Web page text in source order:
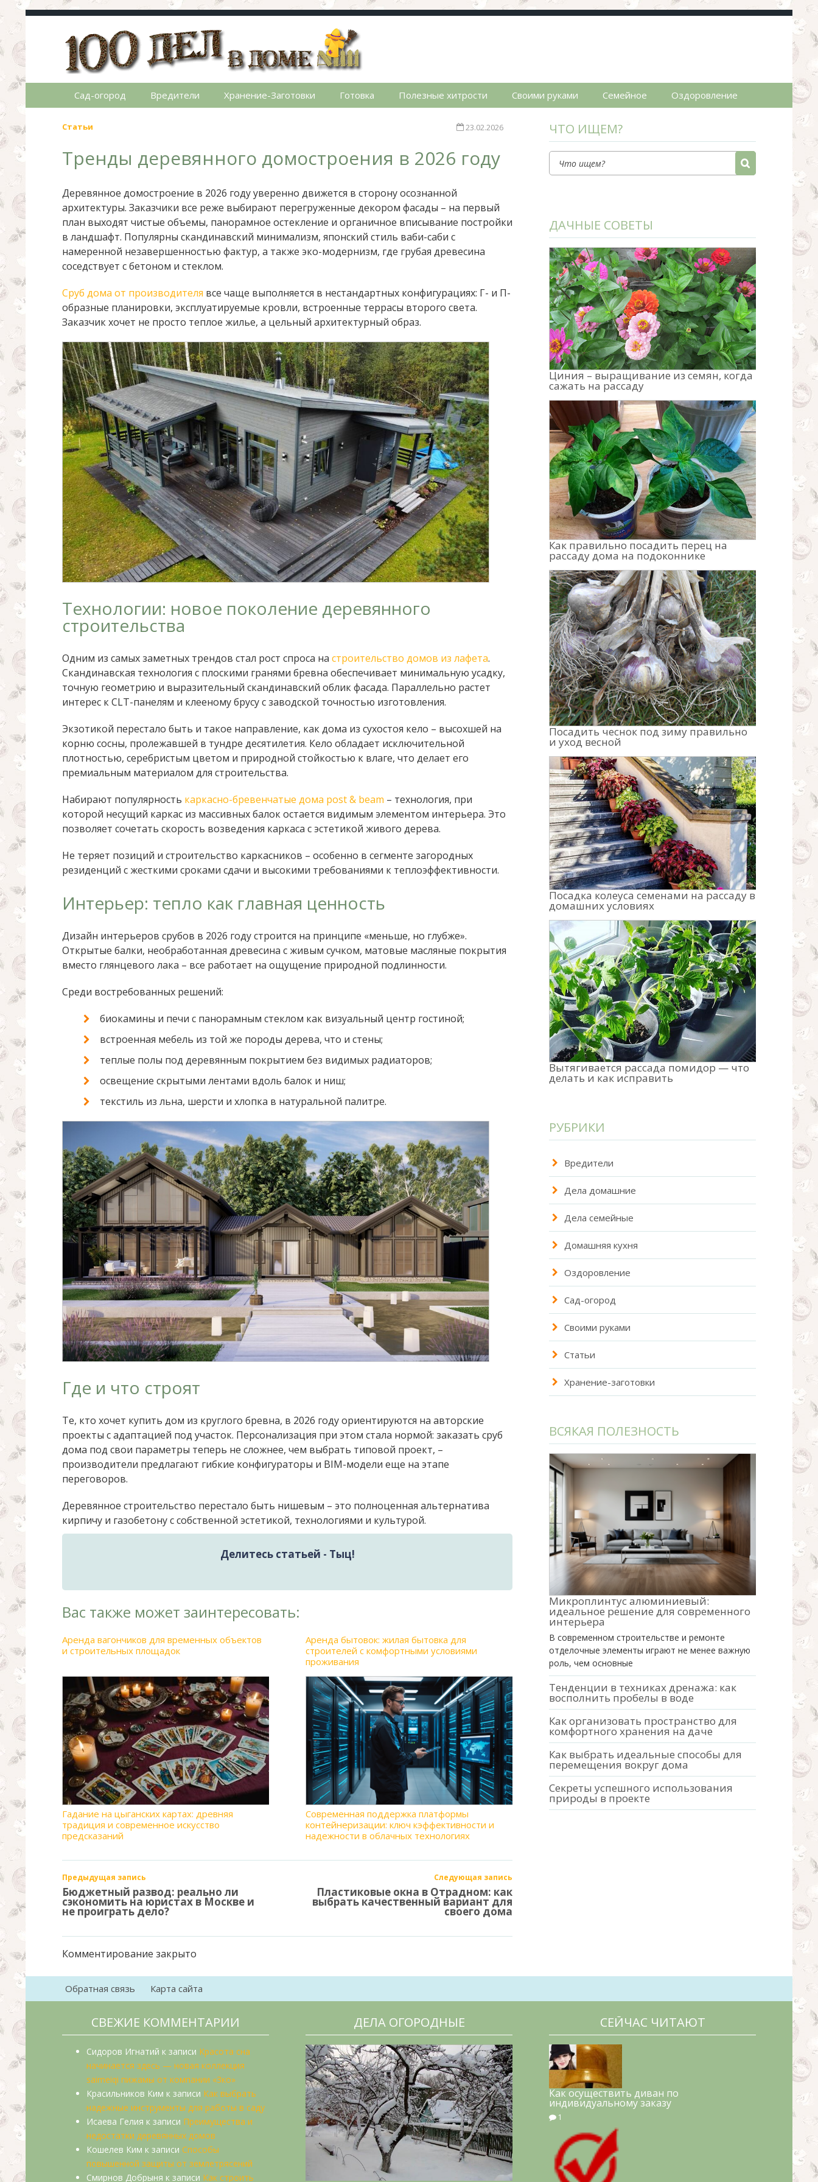
100 дел в доме
Полезные хитрости для легкой жизни в частном доме. Сад, огород, дела домашние, простые рецепты.
Сад-огород Вредители Хранение-Заготовки Готовка Полезные хитрости Своими руками Семейное Оздоровление
Статьи 23.02.2026
Тренды деревянного домостроения в 2026 году
Деревянное домостроение в 2026 году уверенно движется в сторону осознанной
архитектуры. Заказчики все реже выбирают перегруженные декором фасады – на первый
план выходят чистые объемы, панорамное остекление и органичное вписывание постройки
в ландшафт. Популярны скандинавский минимализм, японский стиль ваби-саби с
намеренной незавершенностью фактур, а также эко-модернизм, где грубая древесина
соседствует с бетоном и стеклом.
Сруб дома от производителя все чаще выполняется в нестандартных конфигурациях: Г- и П-
образные планировки, эксплуатируемые кровли, встроенные террасы второго света.
Заказчик хочет не просто теплое жилье, а цельный архитектурный образ.
Технологии: новое поколение деревянного
строительства
Одним из самых заметных трендов стал рост спроса на строительство домов из лафета.
Скандинавская технология с плоскими гранями бревна обеспечивает минимальную усадку,
точную геометрию и выразительный скандинавский облик фасада. Параллельно растет
интерес к CLT-панелям и клееному брусу с заводской точностью изготовления.
Экзотикой перестало быть и такое направление, как дома из сухостоя кело – высохшей на
корню сосны, пролежавшей в тундре десятилетия. Кело обладает исключительной
плотностью, серебристым цветом и природной стойкостью к влаге, что делает его
премиальным материалом для строительства.
Набирают популярность каркасно-бревенчатые дома post & beam – технология, при
которой несущий каркас из массивных балок остается видимым элементом интерьера. Это
позволяет сочетать скорость возведения каркаса с эстетикой живого дерева.
Не теряет позиций и строительство каркасников – особенно в сегменте загородных
резиденций с жесткими сроками сдачи и высокими требованиями к теплоэффективности.
Интерьер: тепло как главная ценность
Дизайн интерьеров срубов в 2026 году строится на принципе «меньше, но глубже».
Открытые балки, необработанная древесина с живым сучком, матовые масляные покрытия
вместо глянцевого лака – все работает на ощущение природной подлинности.
Среди востребованных решений:
биокамины и печи с панорамным стеклом как визуальный центр гостиной;
встроенная мебель из той же породы дерева, что и стены;
теплые полы под деревянным покрытием без видимых радиаторов;
освещение скрытыми лентами вдоль балок и ниш;
текстиль из льна, шерсти и хлопка в натуральной палитре.
Где и что строят
Те, кто хочет купить дом из круглого бревна, в 2026 году ориентируются на авторские
проекты с адаптацией под участок. Персонализация при этом стала нормой: заказать сруб
дома под свои параметры теперь не сложнее, чем выбрать типовой проект, –
производители предлагают гибкие конфигураторы и BIM-модели еще на этапе
переговоров.
Деревянное строительство перестало быть нишевым – это полноценная альтернатива
кирпичу и газобетону с собственной эстетикой, технологиями и культурой.
Делитесь статьей - Тыц!
Вас также может заинтересовать:
Аренда вагончиков для временных объектов
и строительных площадок
Аренда бытовок: жилая бытовка для
строителей с комфортными условиями
проживания
Гадание на цыганских картах: древняя
традиция и современное искусство
предсказаний
Современная поддержка платформы
контейнеризации: ключ кэффективности и
надежности в облачных технологиях
Предыдущая запись
Бюджетный развод: реально ли
сэкономить на юристах в Москве и
не проиграть дело?
Следующая запись
Пластиковые окна в Отрадном: как
выбрать качественный вариант для
своего дома
Комментирование закрыто
ЧТО ИЩЕМ?
ДАЧНЫЕ СОВЕТЫ
Циния – выращивание из семян, когда
сажать на рассаду
Как правильно посадить перец на
рассаду дома на подоконнике
Посадить чеснок под зиму правильно
и уход весной
Посадка колеуса семенами на рассаду в
домашних условиях
Вытягивается рассада помидор — что
делать и как исправить
РУБРИКИ
Вредители
Дела домашние
Дела семейные
Домашняя кухня
Оздоровление
Сад-огород
Своими руками
Статьи
Хранение-заготовки
ВСЯКАЯ ПОЛЕЗНОСТЬ
Микроплинтус алюминиевый:
идеальное решение для современного
интерьера
В современном строительстве и ремонте
отделочные элементы играют не менее важную
роль, чем основные
Тенденции в техниках дренажа: как
восполнить пробелы в воде
Как организовать пространство для
комфортного хранения на даче
Как выбрать идеальные способы для
перемещения вокруг дома
Секреты успешного использования
природы в проекте
Обратная связь Карта сайта
СВЕЖИЕ КОММЕНТАРИИ
Сидоров Игнатий к записи Красота сна
начинается здесь — новая коллекция
saimeiqi пижамы от компании «3ко»
Красильников Ким к записи Как выбрать
надежные инструменты для работы в саду
Исаева Гелия к записи Преимущества и
недостатки деревянных домов
Кошелев Ким к записи Способы
повышенной защиты от землетрясений
Смирнов Добрыня к записи Как строить
ДЕЛА ОГОРОДНЫЕ СЕЙЧАС ЧИТАЮТ
Как осуществить диван по
индивидуальному заказу
1